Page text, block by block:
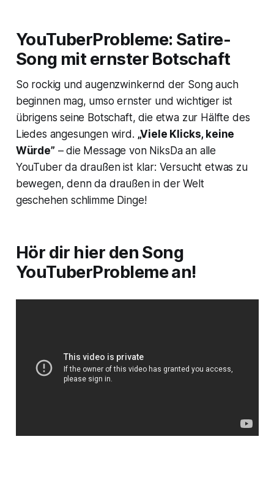
YouTuberProbleme: Satire-
Song mit ernster Botschaft
So rockig und augenzwinkernd der Song auch
beginnen mag, umso ernster und wichtiger ist
übrigens seine Botschaft, die etwa zur Hälfte des
Liedes angesungen wird. „Viele Klicks, keine
Würde” – die Message von NiksDa an alle
YouTuber da draußen ist klar: Versucht etwas zu
bewegen, denn da draußen in der Welt
geschehen schlimme Dinge!
Hör dir hier den Song
YouTuberProbleme an!